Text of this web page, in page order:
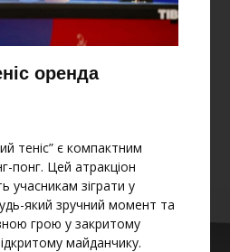
оренда
теніс” є компактним
понг. Цей атракціон
учасникам зіграти у
який зручний момент та
грою у закритому
майданчику.